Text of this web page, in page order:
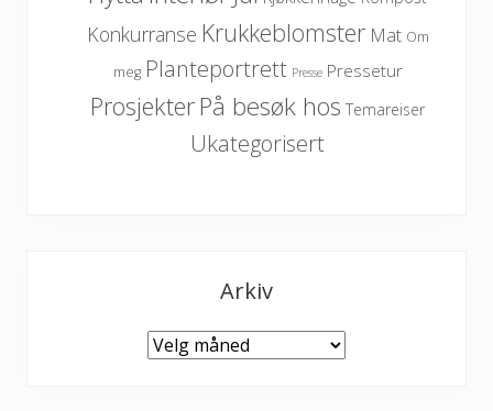
Konkurranse Krukkeblomster Mat Om
meg Planteportrett Presse Pressetur
ProsjekterPå besøk hos Temareiser
Ukategorisert
Arkiv
Arkiv